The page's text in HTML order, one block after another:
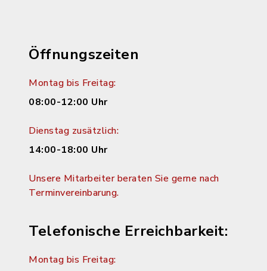
Öffnungszeiten
Montag bis Freitag:
08:00-12:00 Uhr
Dienstag zusätzlich:
14:00-18:00 Uhr
Unsere Mitarbeiter beraten Sie gerne nach
Terminvereinbarung.
Telefonische Erreichbarkeit:
Montag bis Freitag: